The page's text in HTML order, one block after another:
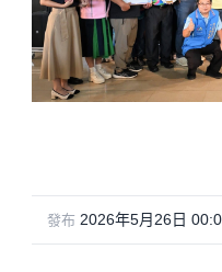
發布 2026年5月26日